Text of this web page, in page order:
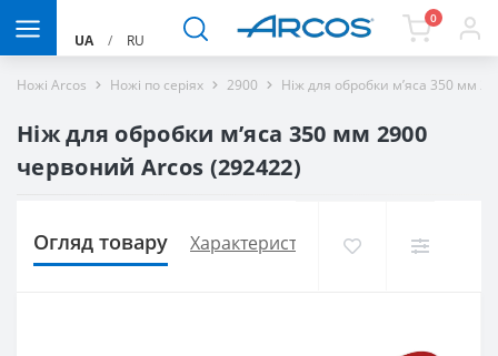
UA / RU
0
Ножі Arcos Ножі по серіях 2900 Ніж для обробки м’яса 350 мм
Ніж для обробки м’яса 350 мм 2900
червоний Arcos (292422)
Огляд товару Характеристики Доставка і